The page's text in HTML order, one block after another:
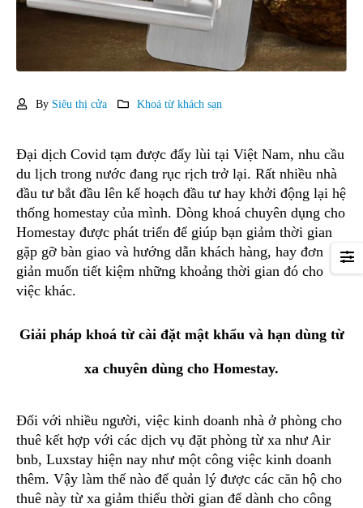
By Siêu thị cửa Khoá từ khách sạn
Đại dịch Covid tạm được đẩy lùi tại Việt Nam, nhu cầu
du lịch trong nước đang rục rịch trở lại. Rất nhiều nhà
đầu tư bắt đầu lên kế hoạch đầu tư hay khởi động lại hệ
thống homestay của mình. Dòng khoá chuyên dụng cho
Homestay được phát triển để giúp bạn giảm thời gian
gặp gỡ bàn giao và hướng dẫn khách hàng, hay đơn
giản muốn tiết kiệm những khoảng thời gian đó cho
việc khác.
Giải pháp khoá từ cài đặt mật khẩu và hạn dùng từ
xa chuyên dùng cho Homestay.
Đối với nhiều người, việc kinh doanh nhà ở phòng cho
thuê kết hợp với các dịch vụ đặt phòng từ xa như Air
bnb, Luxstay hiện nay như một công việc kinh doanh
thêm. Vậy làm thế nào để quản lý được các căn hộ cho
thuê này từ xa giảm thiểu thời gian để dành cho công